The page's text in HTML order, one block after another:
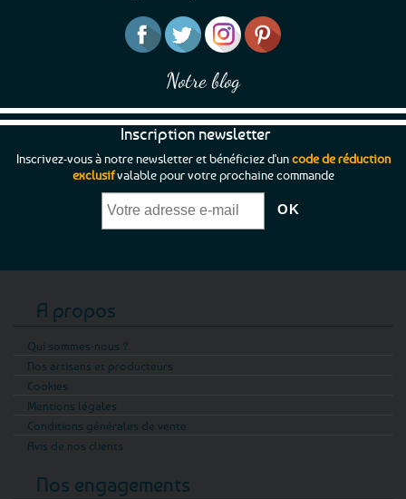
Notre blog
Inscription newsletter
Inscrivez-vous à notre newsletter et bénéficiez d'uncode de réduction
exclusifvalable pour votre prochaine commande
A propos
Qui sommes-nous ?
Nos artisans et producteurs
Cookies
Mentions légales
Conditions générales de vente
Avis de nos clients
Nos engagements